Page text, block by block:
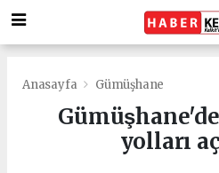
Anasayfa Gümüşhane
yolları